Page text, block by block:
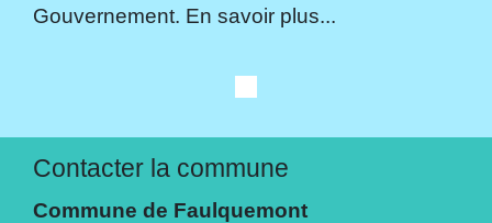
Gouvernement. En savoir plus...
Contacter la commune
Commune de Faulquemont